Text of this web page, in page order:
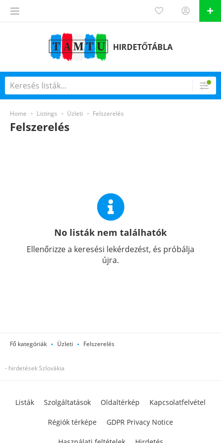
HIRDETŐTÁBLA
Home Listings Üzleti Felszerelés
Felszerelés
No listák nem találhatók
Ellenőrizze a keresési lekérdezést, és próbálja
újra.
Fő kategóriák Üzleti Felszerelés
- hirdetések Szlovákia
Listák Szolgáltatások Oldaltérkép Kapcsolatfelvétel
Régiók térképe GDPR Privacy Notice